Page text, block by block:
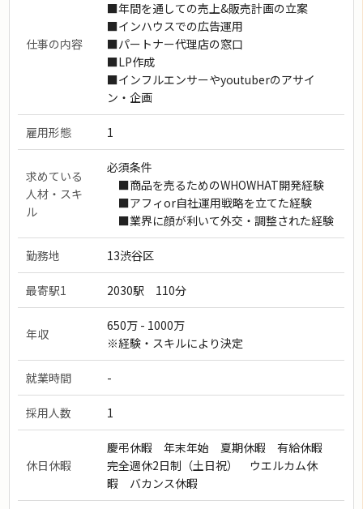
仕事の内容
■年間を通しての売上&販売計画の立案
■インハウスでの広告運用
■パートナー代理店の窓口
■LP作成
■インフルエンサーやyoutuberのアサイ
ン・企画
雇用形態 1
求めている
人材・スキ
ル
必須条件
■商品を売るためのWHOWHAT開発経験
■アフィor自社運用戦略を立てた経験
■業界に顔が利いて外交・調整された経験
勤務地 13渋谷区
最寄駅1 2030駅 110分
年収
650万 - 1000万
※経験・スキルにより決定
就業時間 -
採用人数 1
休日休暇
慶弔休暇 年末年始 夏期休暇 有給休暇
完全週休2日制（土日祝） ウエルカム休
暇 バカンス休暇